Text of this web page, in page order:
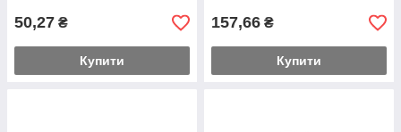
50,27 ₴
Купити
157,66 ₴
Купити